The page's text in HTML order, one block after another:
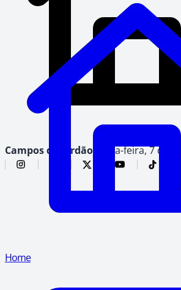
Campos do Jordão, sexta-feira, 7 de
Home